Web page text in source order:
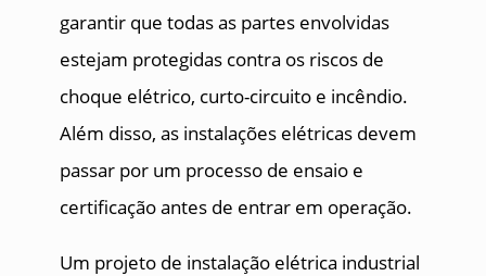
garantir que todas as partes envolvidas
estejam protegidas contra os riscos de
choque elétrico, curto-circuito e incêndio.
Além disso, as instalações elétricas devem
passar por um processo de ensaio e
certificação antes de entrar em operação.
Um projeto de instalação elétrica industrial